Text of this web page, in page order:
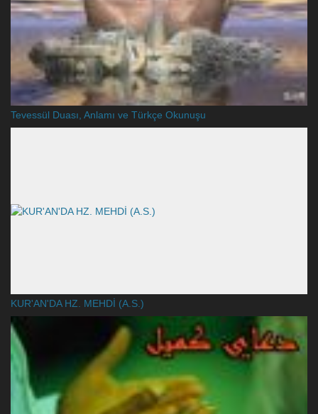
Tevessül Duası, Anlamı ve Türkçe Okunuşu
KUR'AN'DA HZ. MEHDİ (A.S.)